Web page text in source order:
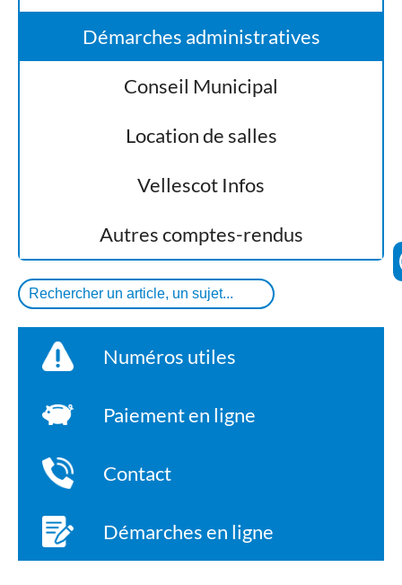
Démarches administratives
Conseil Municipal
Location de salles
Vellescot Infos
Autres comptes-rendus
Numéros utiles
Paiement en ligne
Contact
Démarches en ligne